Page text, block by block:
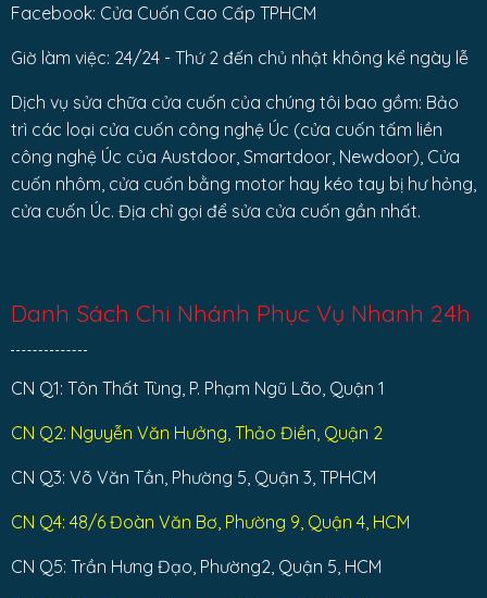
Facebook: Cửa Cuốn Cao Cấp TPHCM
Giờ làm việc: 24/24 - Thứ 2 đến chủ nhật không kể ngày lễ
Dịch vụ sửa chữa cửa cuốn của chúng tôi bao gồm: Bảo
trì các loại cửa cuốn công nghệ Úc (cửa cuốn tấm liền
công nghệ Úc của Austdoor, Smartdoor, Newdoor), Cửa
cuốn nhôm, cửa cuốn bằng motor hay kéo tay bị hư hỏng,
cửa cuốn Úc. Địa chỉ gọi để sửa cửa cuốn gần nhất.
Danh Sách Chi Nhánh Phục Vụ Nhanh 24h
CN Q1: Tôn Thất Tùng, P. Phạm Ngũ Lão, Quận 1
CN Q2: Nguyễn Văn Hưởng, Thảo Điền, Quận 2
CN Q3: Võ Văn Tần, Phường 5, Quận 3, TPHCM
CN Q4: 48/6 Đoàn Văn Bơ, Phường 9, Quận 4, HCM
CN Q5: Trần Hưng Đạo, Phường2, Quận 5, HCM